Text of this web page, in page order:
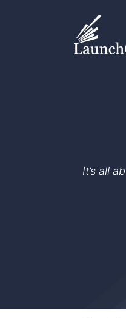
It’s all